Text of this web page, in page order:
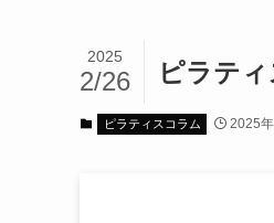
ピラテ
2025
2/26
ピラティスコラム 2025